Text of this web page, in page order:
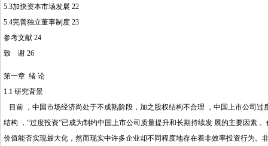
5.3加快资本市场发展 22
5.4完善独立董事制度 23
参考文献 24
致 谢 26
第一章 绪 论
1.1 研究背景
目前 ，中国市场经济尚处于不成熟阶段，加之股权结构不合理 ，中国上市公司
结构 ，“过度投资”已成为制约中国上市公司质量提升和长期持续发 展的主要因素
价值能否实现最大化，然而现实中许多企业却不同程度地存在着非效率投资行为